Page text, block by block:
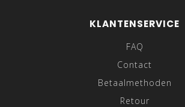
KLANTENSERVICE
FAQ
Contact
Betaalmethoden
Retour